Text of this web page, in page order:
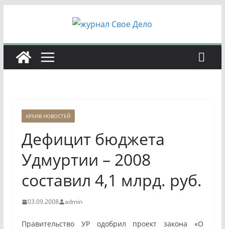
АРХИВ НОВОСТЕЙ
Дефицит бюджета
Удмуртии – 2008
составил 4,1 млрд. руб.
03.09.2008 admin
Правительство УР одобрил проект закона «О